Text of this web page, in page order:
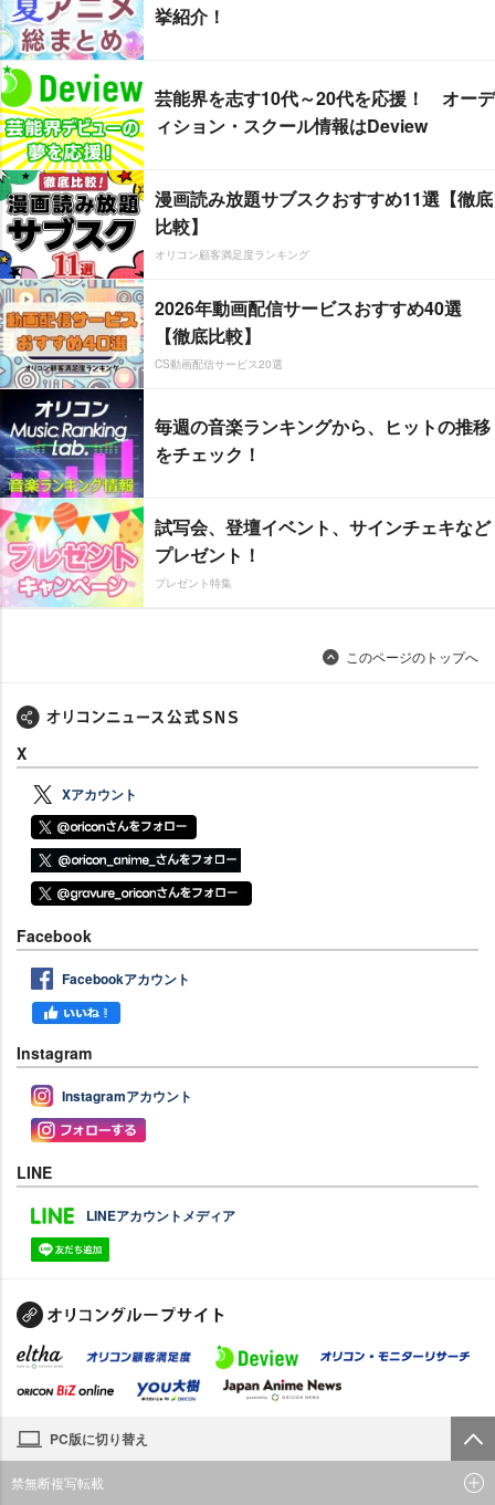
挙紹介！
芸能界を志す10代～20代を応援！ オーデ
ィション・スクール情報はDeview
漫画読み放題サブスクおすすめ11選【徹底
比較】
オリコン顧客満足度ランキング
2026年動画配信サービスおすすめ40選
【徹底比較】
CS動画配信サービス20選
毎週の音楽ランキングから、ヒットの推移
をチェック！
試写会、登壇イベント、サインチェキなど
プレゼント！
プレゼント特集
このページのトップへ
X
Xアカウント
Facebook
Facebookアカウント
Instagram
Instagramアカウント
LINE
LINEアカウントメディア
PC版に切り替え
禁無断複写転載